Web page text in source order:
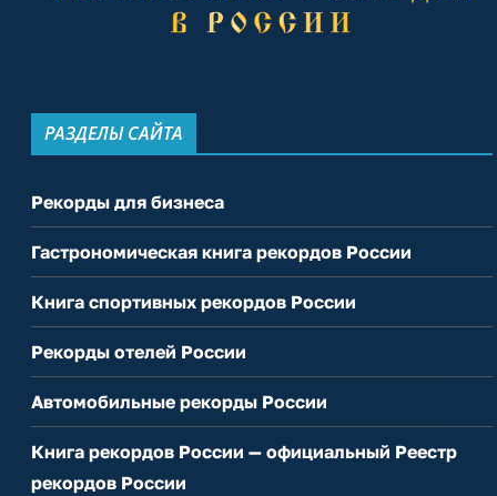
РАЗДЕЛЫ САЙТА
Рекорды для бизнеса
Гастрономическая книга рекордов России
Книга спортивных рекордов России
Рекорды отелей России
Автомобильные рекорды России
Книга рекордов России — официальный Реестр
рекордов России